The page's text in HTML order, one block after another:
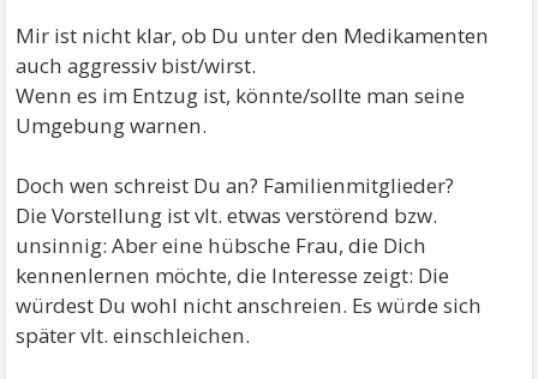
Mir ist nicht klar, ob Du unter den Medikamenten
auch aggressiv bist/wirst.
Wenn es im Entzug ist, könnte/sollte man seine
Umgebung warnen.
Doch wen schreist Du an? Familienmitglieder?
Die Vorstellung ist vlt. etwas verstörend bzw.
unsinnig: Aber eine hübsche Frau, die Dich
kennenlernen möchte, die Interesse zeigt: Die
würdest Du wohl nicht anschreien. Es würde sich
später vlt. einschleichen.